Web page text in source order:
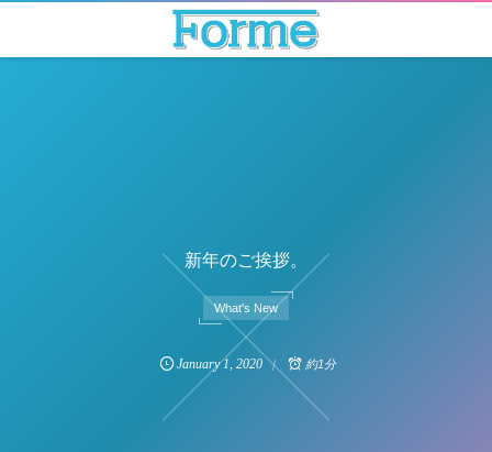
新年のご挨拶。
What's New
January 1,2020 約1分